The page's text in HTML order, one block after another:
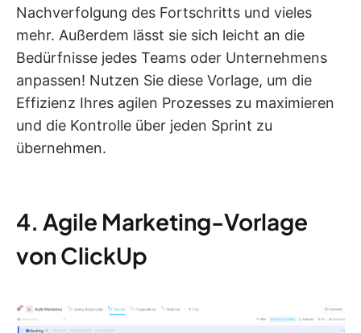
Nachverfolgung des Fortschritts und vieles
mehr. Außerdem lässt sie sich leicht an die
Bedürfnisse jedes Teams oder Unternehmens
anpassen! Nutzen Sie diese Vorlage, um die
Effizienz Ihres agilen Prozesses zu maximieren
und die Kontrolle über jeden Sprint zu
übernehmen.
4. Agile Marketing-Vorlage
von ClickUp